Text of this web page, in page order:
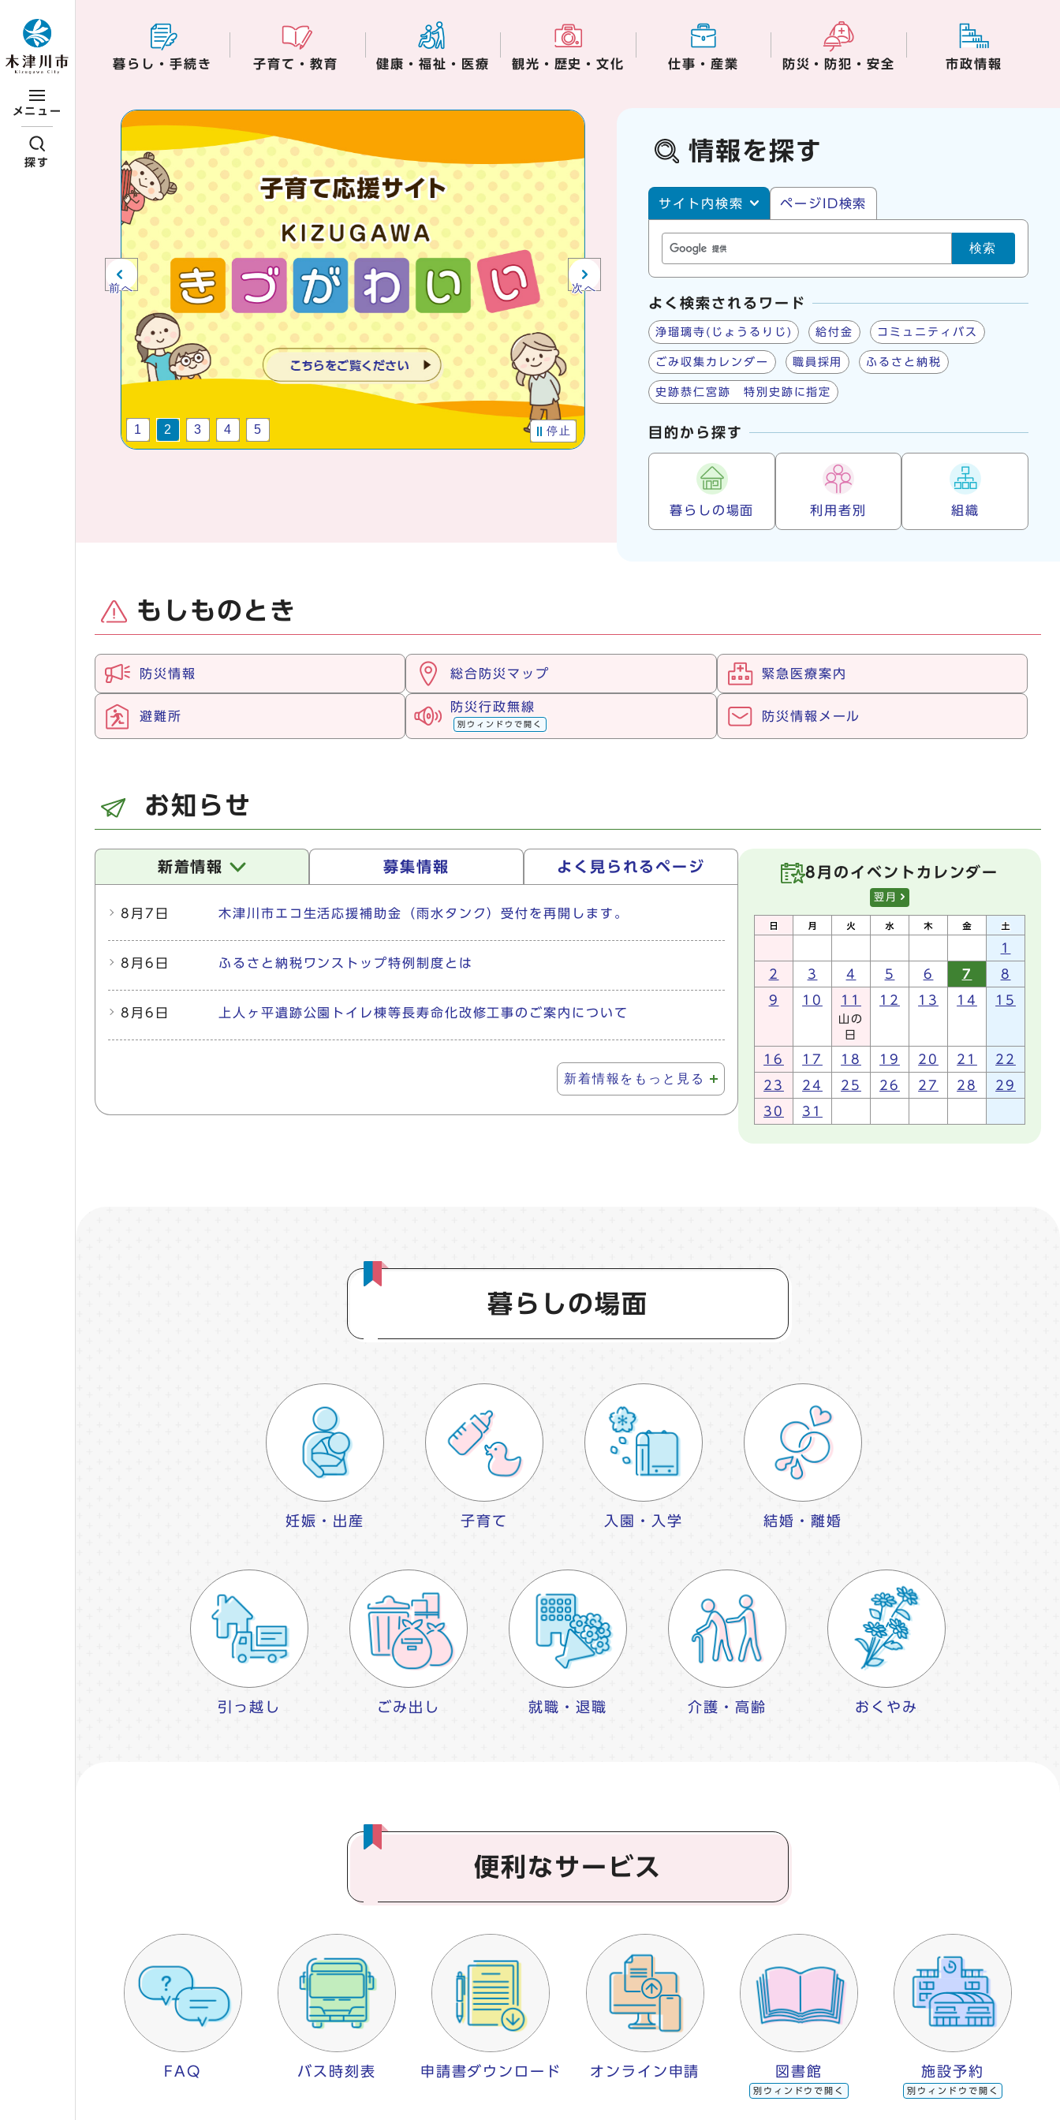
メニュー
探す
暮らし・手続き 子育て・教育 健康・福祉・医療 観光・歴史・文化 仕事・産業 防災・防犯・安全 市政情報
ビジュアルエリア。木津川市役所からの
紹介、お知らせ。
前へ 次へ
停止
1 2 3 4 5
情報を探す
サイト内・ページID検索
サイト内検索 ページID検索
検索
よく検索されるワード
浄瑠璃寺(じょうるりじ) 給付金 コミュニティバス
ごみ収集カレンダー 職員採用 ふるさと納税
史跡恭仁宮跡 特別史跡に指定
目的から探す
暮らしの場面 利用者別 組織
もしものとき
防災情報 総合防災マップ 緊急医療案内
避難所
防災行政無線
別ウィンドウで開く
防災情報メール
お知らせ
新着情報 募集情報 よく見られるページ
8月7日
木津川市エコ生活応援補助金（雨水タンク）受付を再開します。
8月6日 ふるさと納税ワンストップ特例制度とは
8月6日 上人ヶ平遺跡公園トイレ棟等長寿命化改修工事のご案内について
新着情報をもっと見る
8月のイベントカレンダー
翌月
1
2 3 4 5 6 7 8
9 10 11
山の
日
12 13 14 15
16 17 18 19 20 21 22
23 24 25 26 27 28 29
30 31
暮らしの場面
妊娠・出産 子育て 入園・入学 結婚・離婚
引っ越し ごみ出し 就職・退職 介護・高齢 おくやみ
便利なサービス
FAQ バス時刻表 申請書ダウンロード オンライン申請 図書館
別ウィンドウで開く
施設予約
別ウィンドウで開く